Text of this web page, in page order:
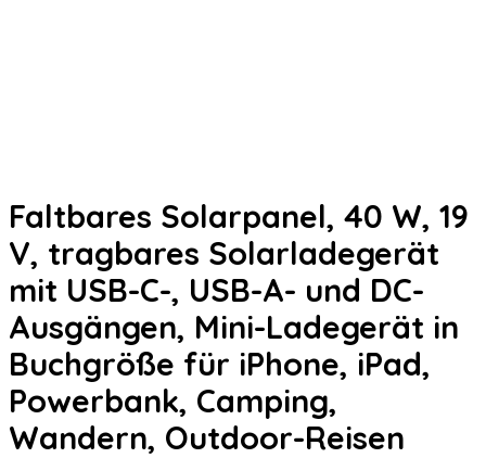
Faltbares Solarpanel, 40 W, 19
V, tragbares Solarladegerät
mit USB-C-, USB-A- und DC-
Ausgängen, Mini-Ladegerät in
Buchgröße für iPhone, iPad,
Powerbank, Camping,
Wandern, Outdoor-Reisen